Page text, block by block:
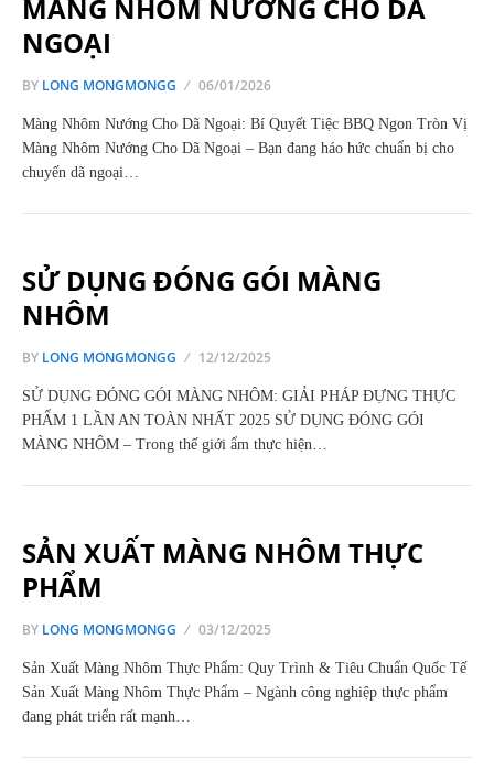
MÀNG NHÔM NƯỚNG CHO DÃ
NGOẠI
BY LONG MONGMONGG 06/01/2026
Màng Nhôm Nướng Cho Dã Ngoại: Bí Quyết Tiệc BBQ Ngon Tròn Vị
Màng Nhôm Nướng Cho Dã Ngoại – Bạn đang háo hức chuẩn bị cho
chuyến dã ngoại…
SỬ DỤNG ĐÓNG GÓI MÀNG
NHÔM
BY LONG MONGMONGG 12/12/2025
SỬ DỤNG ĐÓNG GÓI MÀNG NHÔM: GIẢI PHÁP ĐỰNG THỰC
PHẨM 1 LẦN AN TOÀN NHẤT 2025 SỬ DỤNG ĐÓNG GÓI
MÀNG NHÔM – Trong thế giới ẩm thực hiện…
SẢN XUẤT MÀNG NHÔM THỰC
PHẨM
BY LONG MONGMONGG 03/12/2025
Sản Xuất Màng Nhôm Thực Phẩm: Quy Trình & Tiêu Chuẩn Quốc Tế
Sản Xuất Màng Nhôm Thực Phẩm – Ngành công nghiệp thực phẩm
đang phát triển rất mạnh…